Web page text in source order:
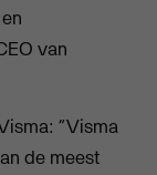
van
“Visma
de meest